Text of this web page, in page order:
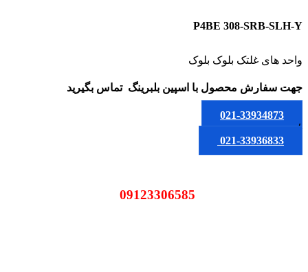
P4BE 308-SRB-SLH-Y
واحد های غلتک بلوک بلوک
جهت سفارش محصول با اسپین بلبرینگ تماس بگیرید
021-33934873
یا
021-33936833